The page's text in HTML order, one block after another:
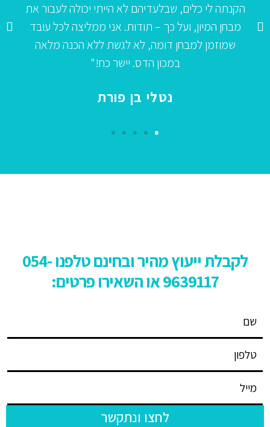
לי כלים, שבלעדיהם לא הייתי יכולה לעבור את
המיון, ועל כך – תודות. אני ממליצה לכל עובד
שמוזמן למבחן דומה, לא לגשת ללא הכנה מלאה
במכון הדס. יישר כח!"
נטלי בן פורת
לקבלת ייעוץ מהיר ובחינם טלפנו 054-
9639117 או השאירו פרטים:
לחצו ונתקשר